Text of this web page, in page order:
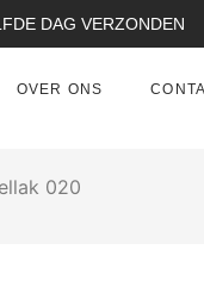
DAG VERZONDEN
OVER ONS
020